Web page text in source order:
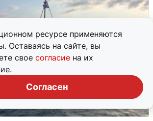
ресурсе применяются
Оставаясь на сайте, вы
свое согласие на их
Согласен